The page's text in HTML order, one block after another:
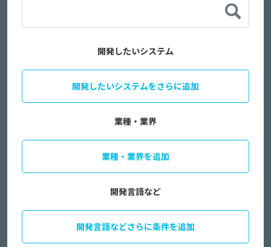
開発したいシステム
開発したいシステムをさらに追加
業種・業界
業種・業界を追加
開発言語など
開発言語などさらに条件を追加